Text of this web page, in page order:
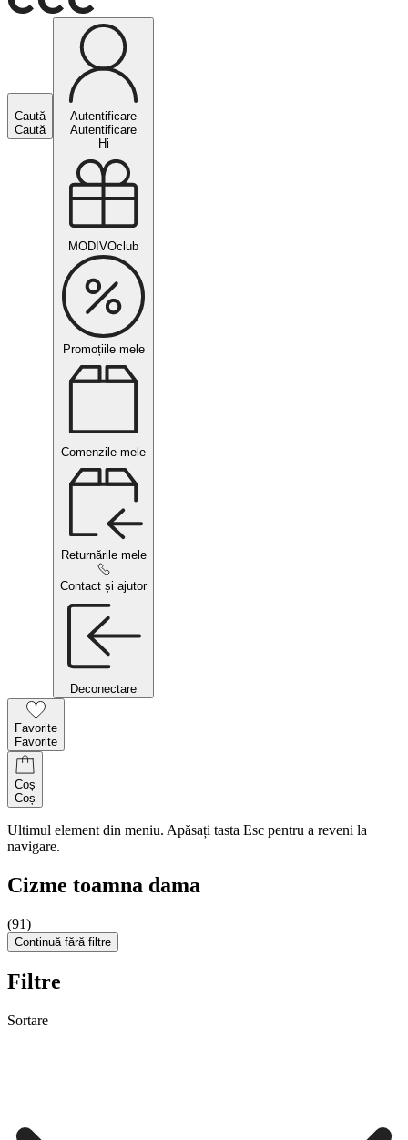
Caută
Caută
Autentificare
Autentificare
Hi
MODIVOclub
Promoțiile mele
Comenzile mele
Returnările mele
Contact și ajutor
Deconectare
Favorite
Favorite
Coș
Coș
Ultimul element din meniu. Apăsați tasta Esc pentru a reveni la
navigare.
Cizme toamna dama
(91)
Continuă fără filtre
Filtre
Sortare